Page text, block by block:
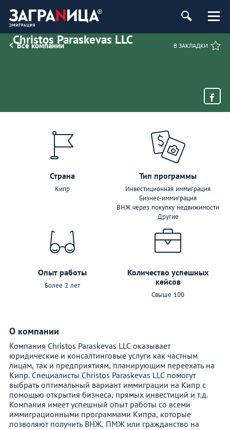
Все компании
Christos Paraskevas LLC В ЗАКЛАДКИ
Страна
Кипр
Тип программы
Инвестиционная иммиграция
Бизнес-иммиграция
ВНЖ через покупку недвижимости
Другие
Опыт работы
Более 2 лет
Количество успешных
кейсов
Свыше 100
О компании
Компания Christos Paraskevas LLC оказывает
юридические и консалтинговые услуги как частным
лицам, так и предприятиям, планирующим переехать на
Кипр. Специалисты Christos Paraskevas LLC помогут
выбрать оптимальный вариант иммиграции на Кипр с
помощью открытия бизнеса, прямых инвестиций и т.д.
Компания имеет успешный опыт работы со всеми
иммиграционными программами Кипра, которые
позволяют получить ВНЖ, ПМЖ или гражданство на